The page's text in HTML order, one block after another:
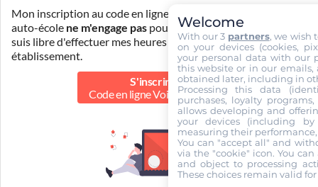
Mon inscription au code en ligne voiture auprès de mon
auto-école ne m'engage pas pour la suite de ma formation. Je
suis libre d'effectuer mes heures de conduite dans un autre
établissement.
S'inscrire au
Code en ligne Voiture 55.00 €
Welcome
With our 3 partners, we wish
on your devices (cookies,
your personal data with our
this website or in our emails,
obtained later, including in
Processing this data
purchases, loyalty
allows developing and
your devices (including
measuring their
You can "accept all" and
via the "cookie" icon. You
and object to processing
These choices remain valid